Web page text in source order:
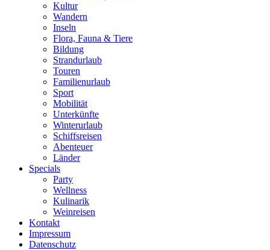
Kultur
Wandern
Inseln
Flora, Fauna & Tiere
Bildung
Strandurlaub
Touren
Familienurlaub
Sport
Mobilität
Unterkünfte
Winterurlaub
Schiffsreisen
Abenteuer
Länder
Specials
Party
Wellness
Kulinarik
Weinreisen
Kontakt
Impressum
Datenschutz